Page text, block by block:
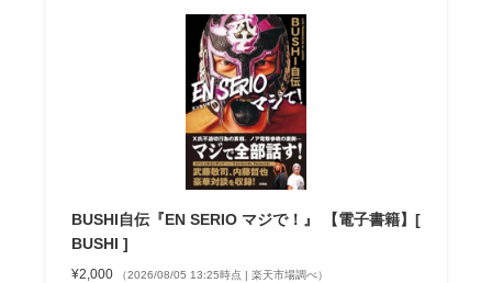
BUSHI自伝『EN SERIO マジで！』 【電子書籍】[
BUSHI ]
¥2,000 （2026/08/05 13:25時点 | 楽天市場調べ）